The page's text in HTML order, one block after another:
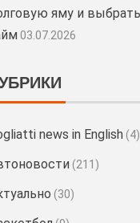
яму и
03.07.2026
news in English (4)
(211)
(30)